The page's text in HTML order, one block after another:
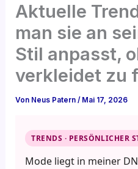
Aktuelle
man sie an
Stil anpasst,
verkleidet zu
Von Neus Patern/ Mai 17, 2026
TRENDS · PERSÖNLICHER
Mode liegt in meiner